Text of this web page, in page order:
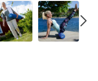
NEXT